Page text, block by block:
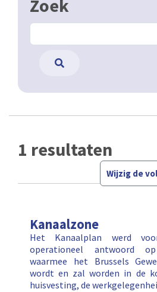
Zoek
1 resultaten
Wijzig de
Kanaalzone
Het Kanaalplan werd
operationeel antwoord
waarmee het Brussels
wordt en zal worden in de
huisvesting, de